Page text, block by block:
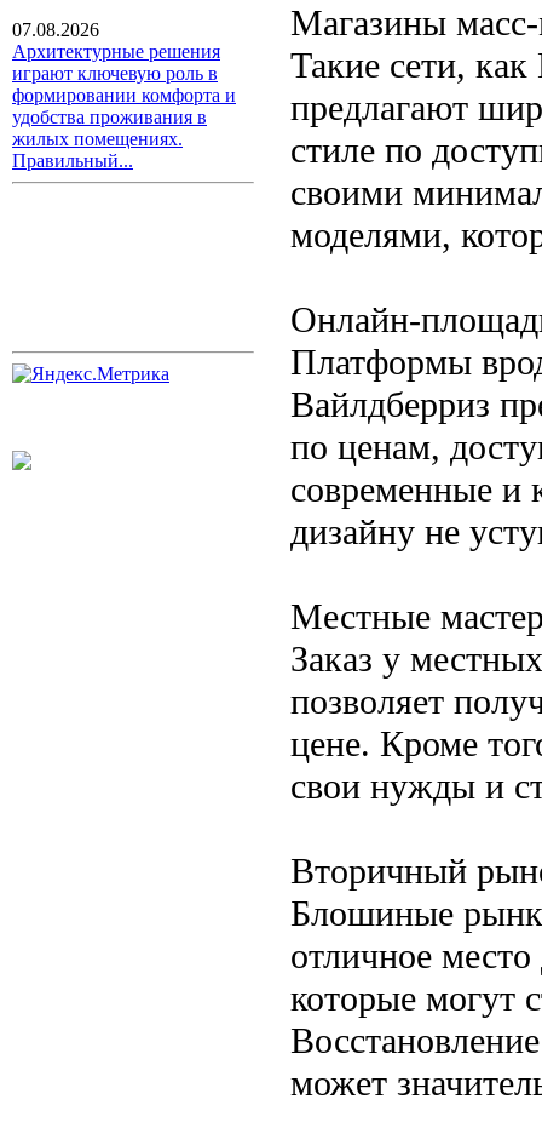
07.08.2026
Архитектурные решения
играют ключевую роль в
формировании комфорта и
удобства проживания в
жилых помещениях.
Правильный...
Магазины
Такие сети,
предлагают
стиле по
своими
моделями,
Онлайн-
Платформы
Вайлдберриз
по ценам,
современные и
дизайну не
Местные
Заказ у
позволяет
цене. Кроме
свои нужды и
Вторичный
Блошиные
отличное
которые могут
может